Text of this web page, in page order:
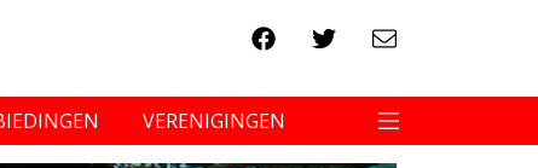
VERENIGINGEN